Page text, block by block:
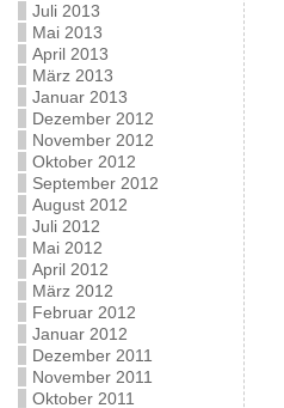
Juli 2013
Mai 2013
April 2013
März 2013
Januar 2013
Dezember 2012
November 2012
Oktober 2012
September 2012
August 2012
Juli 2012
Mai 2012
April 2012
März 2012
Februar 2012
Januar 2012
Dezember 2011
November 2011
Oktober 2011